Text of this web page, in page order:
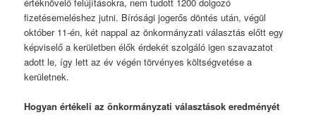
fizetésemeléshez jutni. Bírósági jogerős döntés után, végül
október 11-én, két nappal az önkormányzati választás előtt egy
képviselő a kerületben élők érdekét szolgáló igen szavazatot
adott le, így lett az év végén törvényes költségvetése a
kerületnek.
Hogyan értékeli az önkormányzati választások eredményét